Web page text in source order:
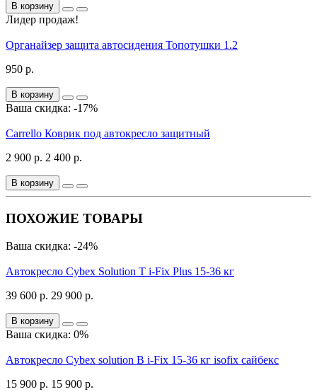
В корзину
Лидер продаж!
Органайзер защита автосидения Топотушки 1.2
950 р.
В корзину
Ваша скидка: -17%
Carrello Коврик под автокресло защитный
2 900 р. 2 400 р.
В корзину
ПОХОЖИЕ ТОВАРЫ
Ваша скидка: -24%
Автокресло Cybex Solution T i-Fix Plus 15-36 кг
39 600 р. 29 900 р.
В корзину
Ваша скидка: 0%
Автокресло Cybex solution B i-Fix 15-36 кг isofix сайбекс
15 900 р. 15 900 р.